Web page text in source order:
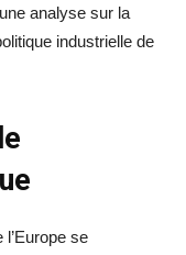
analyse sur la
industrielle de
se